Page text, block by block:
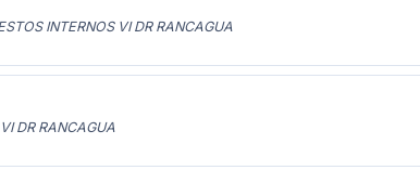
INTERNOS VI DR RANCAGUA
DR RANCAGUA